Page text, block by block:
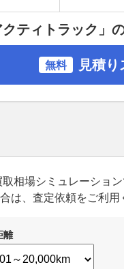
ティトラック」
無料 見積
相場シミュレーショ
は、査定依頼をご利用
離